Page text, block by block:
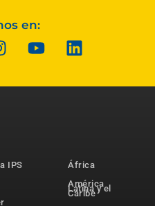
en:
IPS
África
América
Latina y el
Caribe